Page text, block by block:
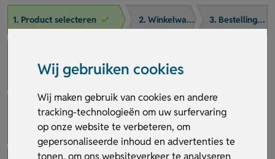
Wij gebruiken cookies
Wij maken gebruik van cookies en andere
tracking-technologieën om uw surfervaring
op onze website te verbeteren, om
gepersonaliseerde inhoud en advertenties te
tonen, om ons websiteverkeer te analyseren
1. Product selecteren 2. Winkelwagen 3. Bestelling afronden